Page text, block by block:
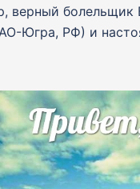
верный
Югра, РФ) и